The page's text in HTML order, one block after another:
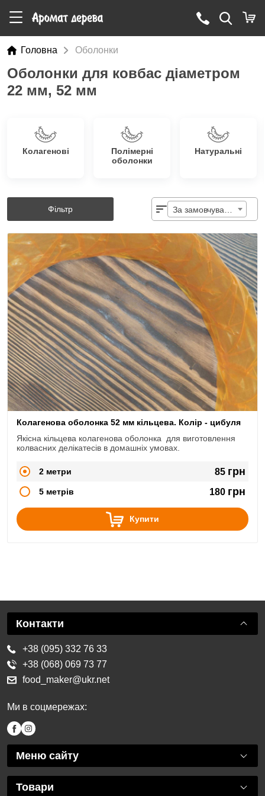
Головна Оболонки
Оболонки для ковбас діаметром
22 мм, 52 мм
Колагенові
Полімерні
оболонки
Натуральні
Фільтр
Колагенова оболонка 52 мм кільцева. Колір - цибуля
Якісна кільцева колагенова оболонка для виготовлення
колвасних делікатесів в домашніх умовах.
2 метри 85 грн
5 метрів 180 грн
Купити
Меню сайту
Товари
Контакти
+38 (095) 332 76 33
+38 (068) 069 73 77
food_maker@ukr.net
Ми в соцмережах: